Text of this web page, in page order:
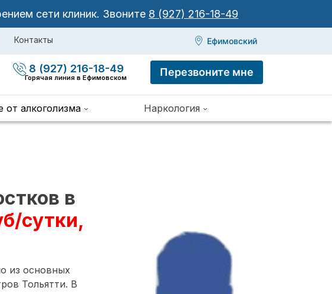
сети клиник. Звоните 8 (927) 216-18-49
Контакты Ефимовский
8 (927) 216-18-49
Горячая линия в Ефимовском Перезвоните мне
от алкоголизма Наркология
в
сутки,
из основных
Тольятти. В